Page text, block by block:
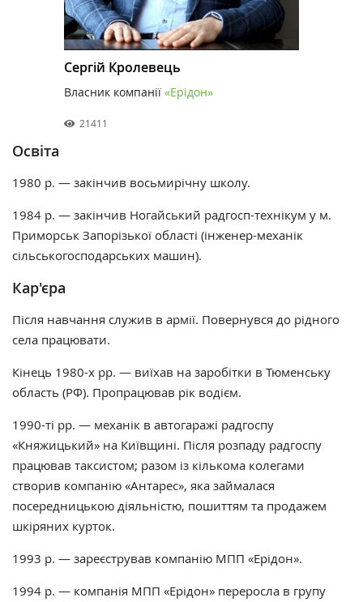
Сергій Кролевець
Власник компанії «Ерідон»
21411
Освіта
1980 р. — закінчив восьмирічну школу.
1984 р. — закінчив Ногайський радгосп-технікум у м.
Приморськ Запорізької області (інженер-механік
сільськогосподарських машин).
Кар'єра
Після навчання служив в армії. Повернувся до рідного
села працювати.
Кінець 1980-х рр. — виїхав на заробітки в Тюменську
область (РФ). Пропрацював рік водієм.
1990-ті рр. — механік в автогаражі радгоспу
«Княжицький» на Київщині. Після розпаду радгоспу
працював таксистом; разом із кількома колегами
створив компанію «Антарес», яка займалася
посередницькою діяльністю, пошиттям та продажем
шкіряних курток.
1993 р. — зареєстрував компанію МПП «Ерідон».
1994 р. — компанія МПП «Ерідон» переросла в групу